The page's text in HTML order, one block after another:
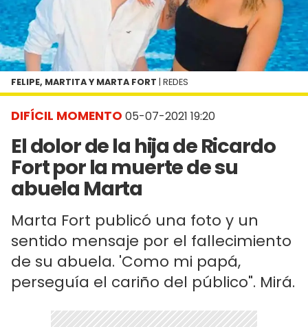
DIFÍCIL MOMENTO 05-07-2021 19:20
El dolor de la hija de Ricardo
Fort por la muerte de su
abuela Marta
Marta Fort publicó una foto y un
sentido mensaje por el fallecimiento
de su abuela. 'Como mi papá,
perseguía el cariño del público". Mirá.
FELIPE, MARTITA Y MARTA FORT | REDES